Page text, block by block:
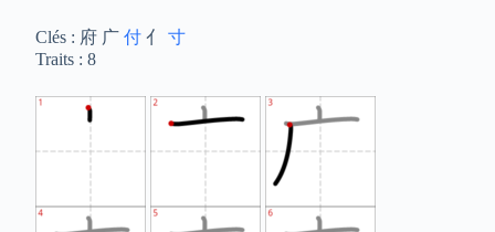
Clés : 府 广付 亻寸
Traits : 8